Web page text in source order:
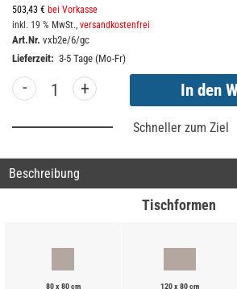
503,43 € bei Vorkasse
inkl. 19 % MwSt., versandkostenfrei
Art.Nr. vxb2e/6/gc
Lieferzeit: 3-5 Tage (Mo-Fr)
- +
Schneller zum Ziel
Beschreibung
Tischformen
80 x 80 cm 120 x 80 cm